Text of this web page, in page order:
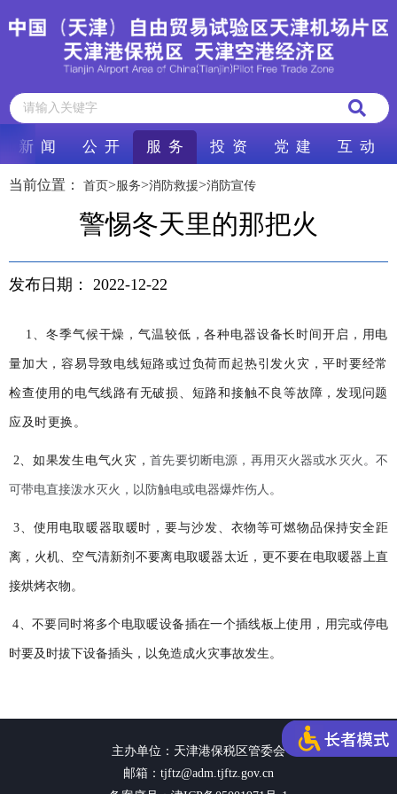
新 闻 公 开 服 务 投 资 党 建 互 动
当前位置： 首页>服务>消防救援>消防宣传
警惕冬天里的那把火
发布日期： 2022-12-22
1、冬季气候干燥，气温较低，各种电器设备长时间开启，用电
量加大，容易导致电线短路或过负荷而起热引发火灾，平时要经常
检查使用的电气线路有无破损、短路和接触不良等故障，发现问题
应及时更换。
2、如果发生电气火灾，首先要切断电源，再用灭火器或水灭火。不
可带电直接泼水灭火，以防触电或电器爆炸伤人。
3、使用电取暖器取暖时，要与沙发、衣物等可燃物品保持安全距
离，火机、空气清新剂不要离电取暖器太近，更不要在电取暖器上直
接烘烤衣物。
4、不要同时将多个电取暖设备插在一个插线板上使用，用完或停电
时要及时拔下设备插头，以免造成火灾事故发生。
主办单位：天津港保税区管委会
邮箱：tjftz@adm.tjftz.gov.cn